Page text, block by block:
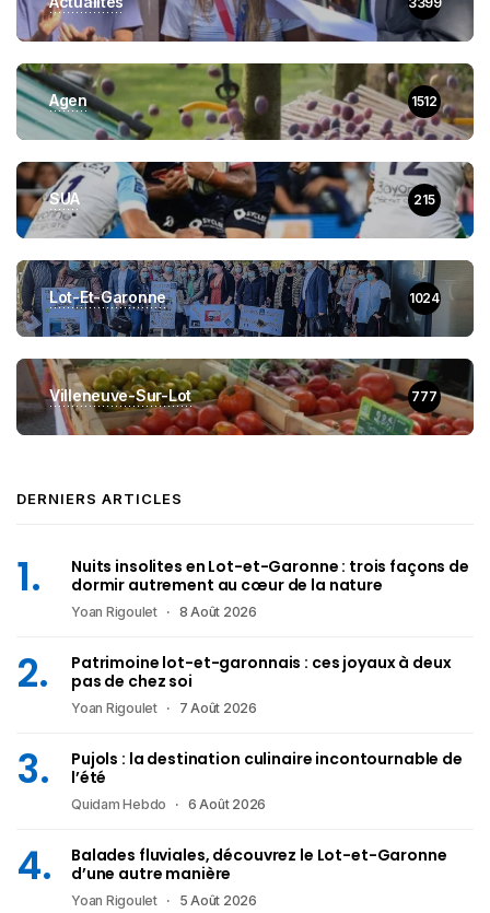
Agen 1512
SUA 215
Lot-Et-Garonne 1024
Villeneuve-Sur-Lot 777
DERNIERS ARTICLES
Nuits insolites en Lot-et-Garonne : trois façons de
dormir autrement au cœur de la nature
Yoan Rigoulet 8 Août 2026
Patrimoine lot-et-garonnais : ces joyaux à deux
pas de chez soi
Yoan Rigoulet 7 Août 2026
Pujols : la destination culinaire incontournable de
l’été
Quidam Hebdo 6 Août 2026
Balades fluviales, découvrez le Lot-et-Garonne
d’une autre manière
Yoan Rigoulet 5 Août 2026